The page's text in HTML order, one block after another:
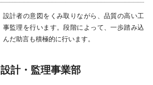
設計者の意図をくみ取りながら、品質の高い工
事監理を行います。段階によって、一歩踏み込
んだ助言も積極的に行います。
設計・監理事業部